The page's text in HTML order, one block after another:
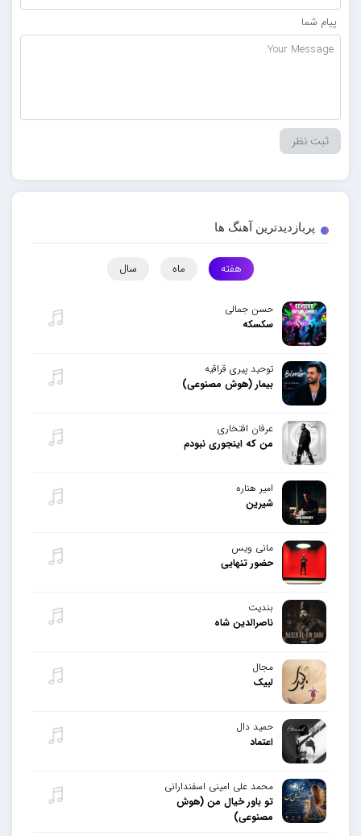
پیام شما
پربازدیدترین آهنگ ها
هفته ماه سال
حسن جمالی
سکسکه
توحید پیری قراقیه
بیمار (هوش مصنوعی)
عرفان افتخاری
من که اینجوری نبودم
امیر هناره
شیرین
مانی ویس
حضور تنهایی
بندیت
ناصرالدین شاه
مجال
لبیک
حمید دال
اعتماد
محمد علی امینی اسفندارانی
تو باور خیال من (هوش
مصنوعی)